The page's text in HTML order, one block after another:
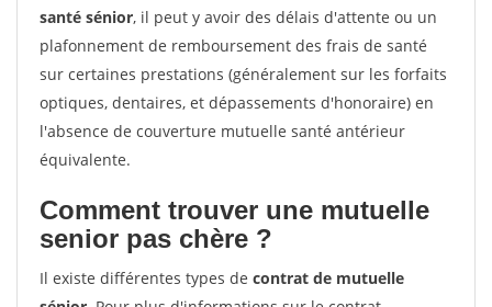
santé sénior, il peut y avoir des délais d'attente ou un
plafonnement de remboursement des frais de santé
sur certaines prestations (généralement sur les forfaits
optiques, dentaires, et dépassements d'honoraire) en
l'absence de couverture mutuelle santé antérieur
équivalente.
Comment trouver une mutuelle
senior pas chère ?
Il existe différentes types de contrat de mutuelle